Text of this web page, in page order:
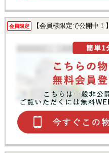
会員限定 【会員様限定で公開中！】